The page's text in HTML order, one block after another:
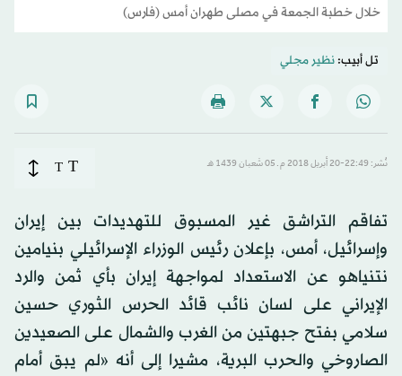
خلال خطبة الجمعة في مصلى طهران أمس (فارس)
تل أبيب:نظير مجلي
نُشر: 22:49-20 أبريل 2018 م ـ 05 شَعبان 1439 هـ T
T
تفاقم التراشق غير المسبوق للتهديدات بين إيران
وإسرائيل، أمس، بإعلان رئيس الوزراء الإسرائيلي بنيامين
نتنياهو عن الاستعداد لمواجهة إيران بأي ثمن والرد
الإيراني على لسان نائب قائد الحرس الثوري حسين
سلامي بفتح جبهتين من الغرب والشمال على الصعيدين
الصاروخي والحرب البرية، مشيرا إلى أنه «لم يبق أمام